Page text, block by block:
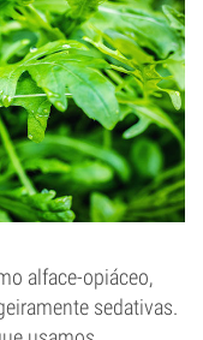
alface-opiáceo,
sedativas.